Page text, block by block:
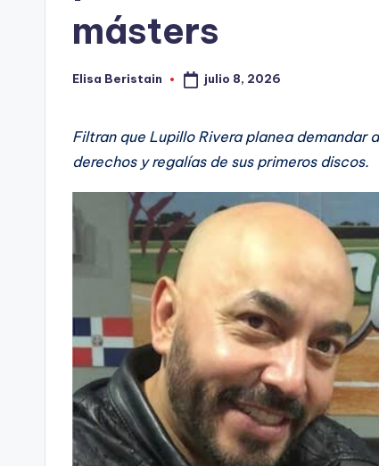
másters
Publicado
Elisa Beristain julio 8, 2026
Filtran que Lupillo Rivera planea demandar
derechos y regalías de sus primeros discos.